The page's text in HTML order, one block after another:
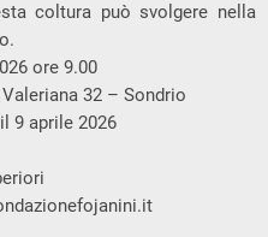
coltura può svolgere nella
ore 9.00
32 – Sondrio
9 aprile 2026